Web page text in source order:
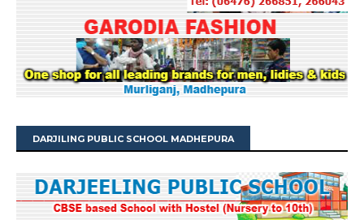
DARJILING PUBLIC SCHOOL MADHEPURA